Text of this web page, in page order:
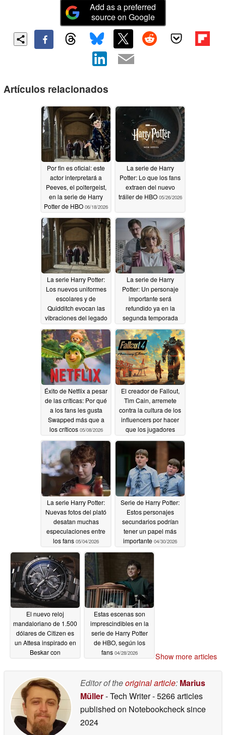
Add as a preferred
source on Google
Artículos relacionados
Por fin es oficial: este
actor interpretará a
Peeves, el poltergeist,
en la serie de Harry
Potter de HBO 06/18/2026
La serie de Harry
Potter: Lo que los fans
extraen del nuevo
tráiler de HBO 05/26/2026
La serie Harry Potter:
Los nuevos uniformes
escolares y de
Quidditch evocan las
vibraciones del legado
05/20/2026
La serie de Harry
Potter: Un personaje
importante será
refundido ya en la
segunda temporada
05/19/2026
Éxito de Netflix a pesar
de las críticas: Por qué
a los fans les gusta
Swapped más que a
los críticos 05/08/2026
El creador de Fallout,
Tim Cain, arremete
contra la cultura de los
influencers por hacer
que los jugadores
juicio"
La serie Harry Potter:
Nuevas fotos del plató
desatan muchas
especulaciones entre
los fans 05/04/2026
Serie de Harry Potter:
Estos personajes
secundarios podrían
tener un papel más
importante 04/30/2026
El nuevo reloj
mandaloriano de 1.500
dólares de Citizen es
un Attesa inspirado en
Beskar con
Estas escenas son
imprescindibles en la
serie de Harry Potter
de HBO, según los
fans 04/28/2026 Show more articles
Editor of theoriginal article: Marius
Müller- Tech Writer- 5266 articles
published on Notebookchecksince
2024